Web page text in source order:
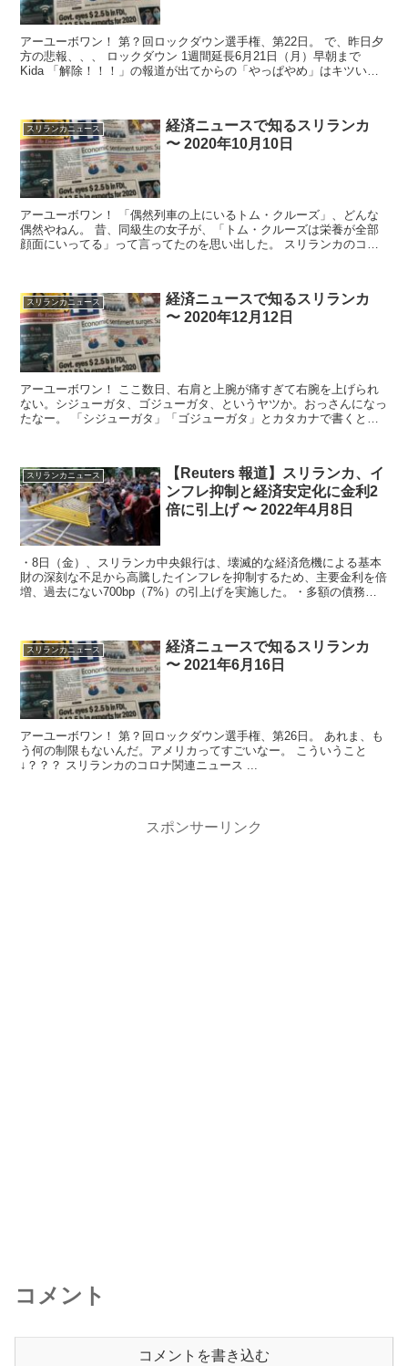
アーユーボワン！ 第？回ロックダウン選手権、第22日。 で、昨日夕
方の悲報、、、 ロックダウン 1週間延長6月21日（月）早朝まで
Kida 「解除！！！」の報道が出てからの「やっぱやめ」はキツいな
スリランカニュース
経済ニュースで知るスリランカ
〜 2020年10月10日
アーユーボワン！ 「偶然列車の上にいるトム・クルーズ」、どんな
偶然やねん。 昔、同級生の女子が、「トム・クルーズは栄養が全部
顔面にいってる」って言ってたのを思い出した。 スリランカのコロ
スリランカニュース
経済ニュースで知るスリランカ
〜 2020年12月12日
アーユーボワン！ ここ数日、右肩と上腕が痛すぎて右腕を上げられ
ない。シジューガタ、ゴジューガタ、というヤツか。おっさんになっ
たなー。 「シジューガタ」「ゴジューガタ」とカタカナで書くと、
スリランカニュース
【Reuters 報道】スリランカ、イ
ンフレ抑制と経済安定化に金利2
倍に引上げ 〜 2022年4月8日
・8日（金）、スリランカ中央銀行は、壊滅的な経済危機による基本
財の深刻な不足から高騰したインフレを抑制するため、主要金利を倍
増、過去にない700bp（7%）の引上げを実施した。・多額の債務を
スリランカニュース
経済ニュースで知るスリランカ
〜 2021年6月16日
アーユーボワン！ 第？回ロックダウン選手権、第26日。 あれま、も
う何の制限もないんだ。アメリカってすごいなー。 こういうこと
↓？？？ スリランカのコロナ関連ニュース ...
スポンサーリンク
コメント
コメントを書き込む